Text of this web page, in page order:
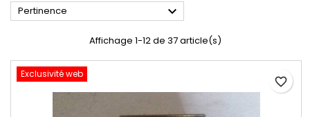
Pertinence 
Affichage 1-12 de 37 article(s)
Exclusivité web
favorite_border